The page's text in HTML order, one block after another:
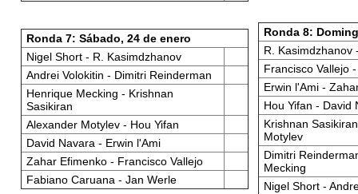
Ronda 7: Sábado, 24 de enero
Nigel Short - R. Kasimdzhanov
Andrei Volokitin - Dimitri Reinderman
Henrique Mecking - Krishnan
Sasikiran
Alexander Motylev - Hou Yifan
David Navara - Erwin l'Ami
Zahar Efimenko - Francisco Vallejo
Fabiano Caruana - Jan Werle
Ronda 8:
R. Kasimdzhanov
Francisco Vallejo
Erwin l'Ami -
Hou Yifan - David
Krishnan
Motylev
Dimitri
Mecking
Nigel Short -